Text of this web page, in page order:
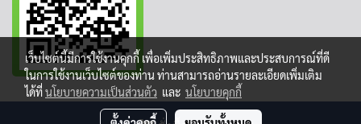
Copy right by makewebeasy.com
เว็บไซต์นี้มีการใช้งานคุกกี้ เพื่อเพิ่มประสิทธิภาพและประสบการณ์ที่ดี
ในการใช้งานเว็บไซต์ของท่าน ท่านสามารถอ่านรายละเอียดเพิ่มเติม
ได้ที่นโยบายความเป็นส่วนตัว และ นโยบายคุกกี้